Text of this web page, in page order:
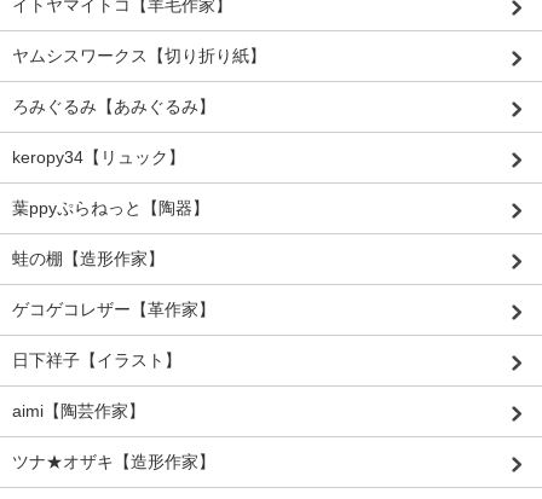
イトヤマイトコ【羊毛作家】
ヤムシスワークス【切り折り紙】
ろみぐるみ【あみぐるみ】
keropy34【リュック】
葉ppyぷらねっと【陶器】
蛙の棚【造形作家】
ゲコゲコレザー【革作家】
日下祥子【イラスト】
aimi【陶芸作家】
ツナ★オザキ【造形作家】